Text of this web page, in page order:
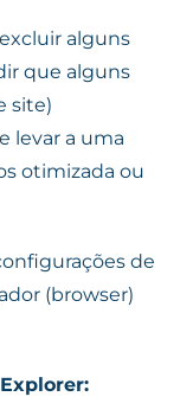
alguns
que alguns
site)
levar a uma
otimizada ou
de
(browser)